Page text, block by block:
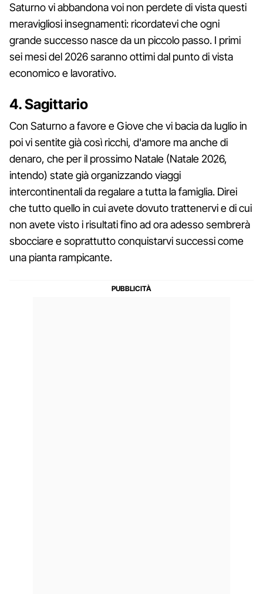
Saturno vi abbandona voi non perdete di vista questi
meravigliosi insegnamenti: ricordatevi che ogni
grande successo nasce da un piccolo passo. I primi
sei mesi del 2026 saranno ottimi dal punto di vista
economico e lavorativo.
4. Sagittario
Con Saturno a favore e Giove che vi bacia da luglio in
poi vi sentite già così ricchi, d'amore ma anche di
denaro, che per il prossimo Natale (Natale 2026,
intendo) state già organizzando viaggi
intercontinentali da regalare a tutta la famiglia. Direi
che tutto quello in cui avete dovuto trattenervi e di cui
non avete visto i risultati fino ad ora adesso sembrerà
sbocciare e soprattutto conquistarvi successi come
una pianta rampicante.